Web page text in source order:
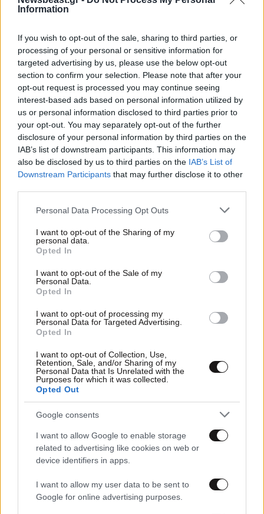
Information
If you wish to opt-out of the sale, sharing to third parties, or
processing of your personal or sensitive information for
targeted advertising by us, please use the below opt-out
section to confirm your selection. Please note that after your
opt-out request is processed you may continue seeing
interest-based ads based on personal information utilized by
us or personal information disclosed to third parties prior to
your opt-out. You may separately opt-out of the further
disclosure of your personal information by third parties on the
IAB’s list of downstream participants. This information may
also be disclosed by us to third parties on the IAB’s List of
Downstream Participants that may further disclose it to other
Please note that this website/app uses one or more Google
not limited to your visit or usage behaviour. You may click to
grant or deny consent to Google and its third-party tags to
use your data for below specified purposes in below Google
consent section.
Personal Data Processing Opt Outs
I want to opt-out of the Sharing of my
personal data.
Opted In
I want to opt-out of the Sale of my
Personal Data.
Opted In
I want to opt-out of processing my
Personal Data for Targeted Advertising.
Opted In
I want to opt-out of Collection, Use,
Retention, Sale, and/or Sharing of my
Personal Data that Is Unrelated with the
Purposes for which it was collected.
Opted Out
Google consents
I want to allow Google to enable storage
related to advertising like cookies on web or
device identifiers in apps.
I want to allow my user data to be sent to
Google for online advertising purposes.
08·03·2015 02:41
05·02·2015 13:15
πλανήτη